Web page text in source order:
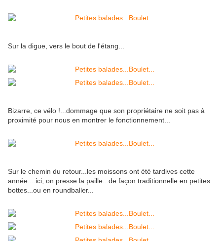
Sur la digue, vers le bout de l'étang...
Bizarre, ce vélo !...dommage que son propriétaire ne soit pas à
proximité pour nous en montrer le fonctionnement...
Sur le chemin du retour...les moissons ont été tardives cette
année....ici, on presse la paille...de façon traditionnelle en petites
bottes...ou en roundballer...